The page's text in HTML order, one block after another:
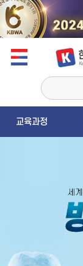
교육과정